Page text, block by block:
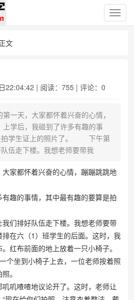
切
换
文
22:04:42 | 阅读：755 | 评论：0
天，大家都怀着兴奋的心情，
后，我碰到了许多有趣的事
拍学生证上的照片了。 下午第
伍走下楼。我想老师要带我
家都怀着兴奋的心情，蹦蹦跳跳地
趣的事情，其中最有趣的要算是拍
们排好队伍走下楼。我想老师要带
在六（1）班学生的后面。这时，我
红布前面的地上放着一只小椅子。
个坐到小椅子上去，一位老师按着照
。
叽喳喳地议论开了。这时，老师让